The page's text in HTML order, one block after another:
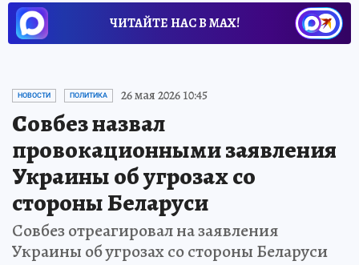
ЧИТАЙТЕ НАС В МАХ!
НОВОСТИ ПОЛИТИКА 26 мая 2026 10:45
Совбез назвал
провокационными заявления
Украины об угрозах со
стороны Беларуси
Совбез отреагировал на заявления
Украины об угрозах со стороны Беларуси